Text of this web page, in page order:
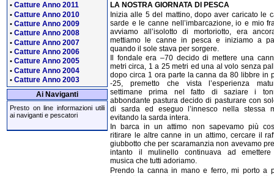
• Catture Anno 2011
• Catture Anno 2010
• Catture Anno 2009
• Catture Anno 2008
• Catture Anno 2007
• Catture Anno 2006
• Catture Anno 2005
• Catture Anno 2004
• Catture Anno 2003
Ai Naviganti
Presto on line informazioni utili
ai naviganti e pescatori
LA NOSTRA GIORNATA DI PESCA
Inizia alle 5 del mattino, dopo aver caricato le
sarde e le canne nell’imbarcazione, io e mio
avviamo all’isolotto di mortoriotto, era
mettiamo le canne in pesca e iniziamo a
quando il sole stava per sorgere.
Il fondale era –70 decido di mettere una
metri circa, 1 a 25 metri ed una al volo senza
dopo circa 1 ora parte la canna da 80 libbre in
-25, premetto che vista l’esperienza
settimane prima nel fatto di saziare i
abbondante pastura decido di pasturare con
di sarda ed eseguo l’innesco nella stessa
evitando la sarda intera.
In barca in un attimo non sapevamo più
ritirare le altre canne in un attimo, cercare il
giubbotto che per scaramanzia non avevamo
intanto il mulinello continuava ad
musica che tutti adoriamo.
Prendo la canna in mano e ferro, mi porto a